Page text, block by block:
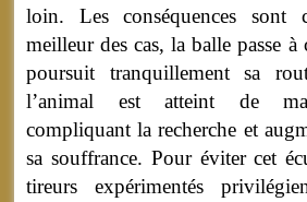
loin. Les conséquences sont
meilleur des cas, la balle passe
poursuit tranquillement sa
l’animal est atteint de
compliquant la recherche et
sa souffrance. Pour éviter cet
tireurs expérimentés